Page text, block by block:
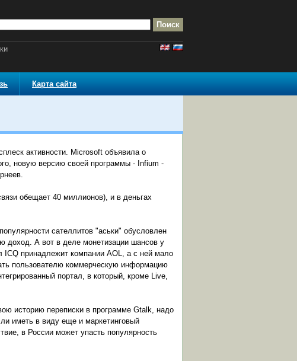
Карта сайта
активности. Microsoft объявила о
новую версию своей программы - Infium -
обещает 40 миллионов), и в деньгах
сателлитов "аськи" обусловлен
доход. А вот в деле монетизации шансов у
принадлежит компании AOL, а с ней мало
пользователю коммерческую информацию
портал, в который, кроме Live,
историю переписки в программе Gtalk, надо
иметь в виду еще и маркетинговый
в России может упасть популярность